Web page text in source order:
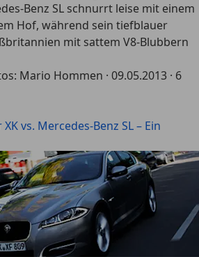
Benz SL schnurrt leise mit einem
Hof, während sein tiefblauer
mit sattem V8-Blubbern
Mario Hommen · 09.05.2013 · 6
vs. Mercedes-Benz SL – Ein